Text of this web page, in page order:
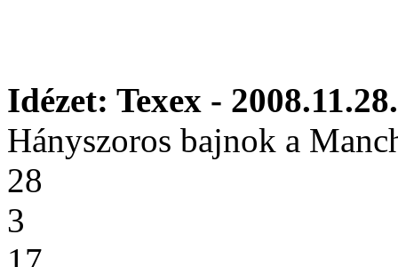
Idézet: Texex -
Hányszoros bajnok a
28
3